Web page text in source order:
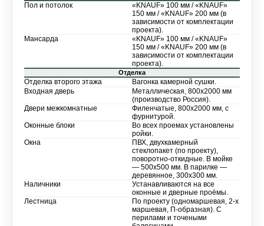
Пол и потолок
«KNAUF» 100 мм / «KNAUF»
150 мм / «KNAUF» 200 мм (в
зависимости от комплектации
проекта).
Мансарда
«KNAUF» 100 мм / «KNAUF»
150 мм / «KNAUF» 200 мм (в
зависимости от комплектации
проекта).
Отделка
Отделка второго этажа Вагонка камерной сушки.
Входная дверь
Металлическая, 800х2000 мм
(производство Россия).
Двери межкомнатные
Филенчатые, 800х2000 мм, с
фурнитурой.
Оконные блоки
Во всех проемах установлены
ройки.
Окна
ПВХ, двухкамерный
стеклопакет (по проекту),
поворотно-откидные. В мойке
— 500х500 мм. В парилке —
деревянное, 300х300 мм.
Наличники
Устанавливаются на все
оконные и дверные проёмы.
Лестница
По проекту (одномаршевая, 2-х
маршевая, П-образная). С
перилами и точеными